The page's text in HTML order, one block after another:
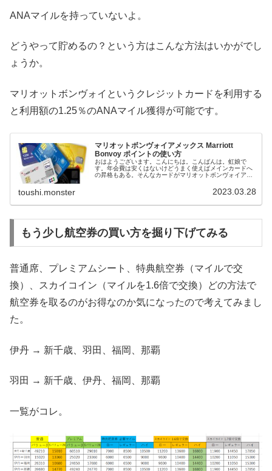
ANAマイルを持っていないよ。
どうやって貯めるの？という方はこんな方法はいかがでし
ょうか。
マリオットボンヴォイというクレジットカードを利用する
と利用額の1.25％のANAマイル獲得が可能です。
マリオットボンヴォイアメックス Marriott
Bonvoy ポイントの使い方
おはようございます。こんにちは。こんばんは。虹娘で
す。年会費は安くはないけどうまく使えばメインカードへ
の昇格もある。そんなカードがマリオットボンヴォイアメ
toushi.monster 2023.03.28
もう少し航空券の買い方を掘り下げてみる
普通席、プレミアムシート、特典航空券（マイルで交
換）、スカイコイン（マイルを1.6倍で交換）どの方法で
航空券を取るのがお得なのか気になったので考えてみまし
た。
伊丹 → 新千歳、羽田、福岡、那覇
羽田 → 新千歳、伊丹、福岡、那覇
一覧がコレ。